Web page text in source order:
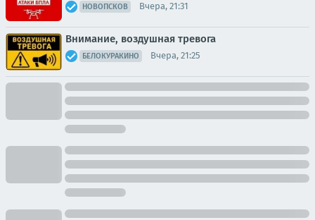
НОВОПСКОВ Вчера, 21:31
Внимание, воздушная тревога
БЕЛОКУРАКИНО Вчера, 21:25